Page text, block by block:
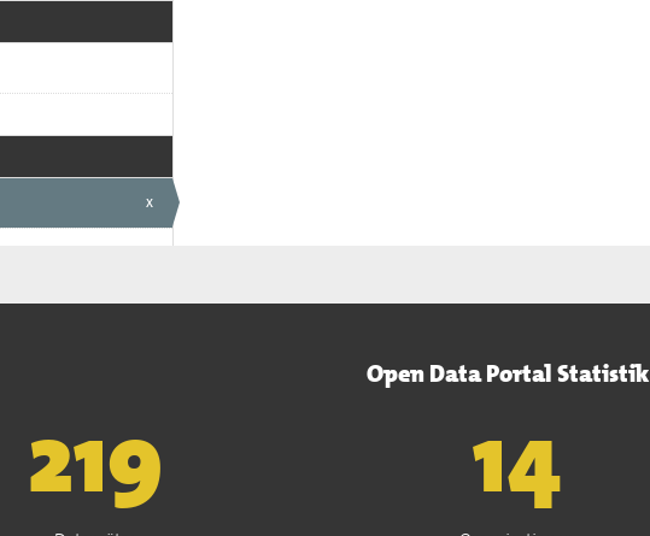
x
Open Data Portal Statistik
222 15